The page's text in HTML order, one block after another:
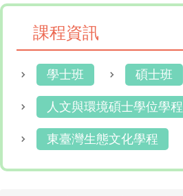
課程資訊
學士班 碩士班
人文與環境碩士學位學程
東臺灣生態文化學程